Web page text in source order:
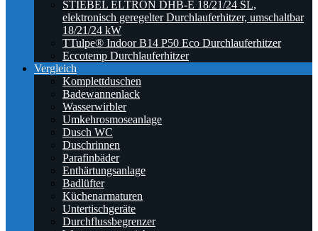
STIEBEL ELTRON DHB-E 18/21/24 SL,
elektronisch geregelter Durchlauferhitzer, umschaltbar
18/21/24 kW
TTulpe® Indoor B14 P50 Eco Durchlauferhitzer
Eccotemp Durchlauferhitzer
Vergleich
Komplettduschen
Badewannenlack
Wasserwirbler
Umkehrosmoseanlage
Dusch WC
Duschrinnen
Parafinbäder
Enthärtungsanlage
Badlüfter
Küchenarmaturen
Untertischgeräte
Durchflussbegrenzer